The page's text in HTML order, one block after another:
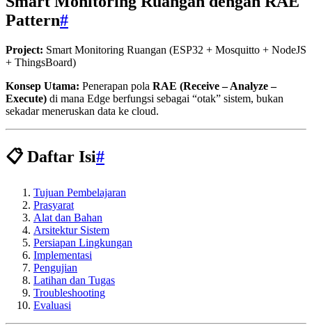
Pattern#
Project: Smart Monitoring Ruangan (ESP32 + Mosquitto + NodeJS
+ ThingsBoard)
Konsep Utama: Penerapan pola RAE (Receive – Analyze –
Execute) di mana Edge berfungsi sebagai “otak” sistem, bukan
sekadar meneruskan data ke cloud.
📋 Daftar Isi#
Tujuan Pembelajaran
Prasyarat
Alat dan Bahan
Arsitektur Sistem
Persiapan Lingkungan
Implementasi
Pengujian
Latihan dan Tugas
Troubleshooting
Evaluasi